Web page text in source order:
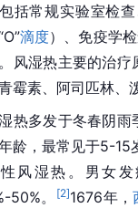
括常规实验室检
滴度）、免疫学
风湿热主要的治
霉素、阿司匹林、
热多发于冬春阴
龄，最常见于5-15
风湿热。男女
50%。
[2]1676年，